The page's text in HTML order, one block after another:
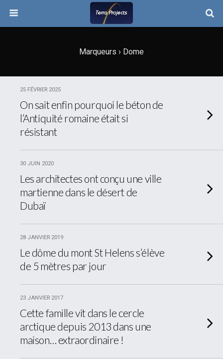
Marqueurs › Dome
25 FÉVRIER 2025
On sait enfin pourquoi le béton de
l’Antiquité romaine était si
résistant
30 JUIN 2020
Les architectes ont conçu une ville
martienne dans le désert de
Dubaï
28 JANVIER 2019
Le dôme du mont St Helens s’élève
de 5 mètres par jour
23 JANVIER 2017
Cette famille vit dans le cercle
arctique depuis 2013 dans une
maison… extraordinaire !